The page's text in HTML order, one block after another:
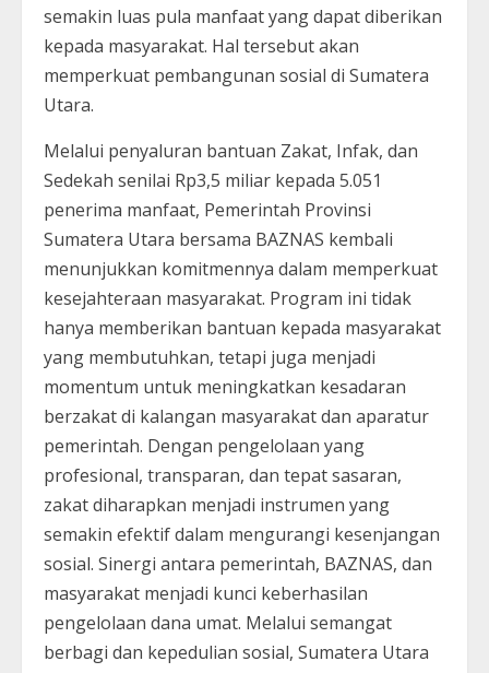
semakin luas pula manfaat yang dapat diberikan
kepada masyarakat. Hal tersebut akan
memperkuat pembangunan sosial di Sumatera
Utara.
Melalui penyaluran bantuan Zakat, Infak, dan
Sedekah senilai Rp3,5 miliar kepada 5.051
penerima manfaat, Pemerintah Provinsi
Sumatera Utara bersama BAZNAS kembali
menunjukkan komitmennya dalam memperkuat
kesejahteraan masyarakat. Program ini tidak
hanya memberikan bantuan kepada masyarakat
yang membutuhkan, tetapi juga menjadi
momentum untuk meningkatkan kesadaran
berzakat di kalangan masyarakat dan aparatur
pemerintah. Dengan pengelolaan yang
profesional, transparan, dan tepat sasaran,
zakat diharapkan menjadi instrumen yang
semakin efektif dalam mengurangi kesenjangan
sosial. Sinergi antara pemerintah, BAZNAS, dan
masyarakat menjadi kunci keberhasilan
pengelolaan dana umat. Melalui semangat
berbagi dan kepedulian sosial, Sumatera Utara